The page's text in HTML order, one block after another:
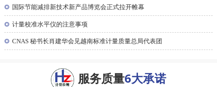
◎ 国际节能减排新技术新产品博览会正式拉开帷幕
◎ 计量校准水平仪的注意事项
◎ CNAS 秘书长肖建华会见越南标准计量质量总局代表团
服务质量6大承诺